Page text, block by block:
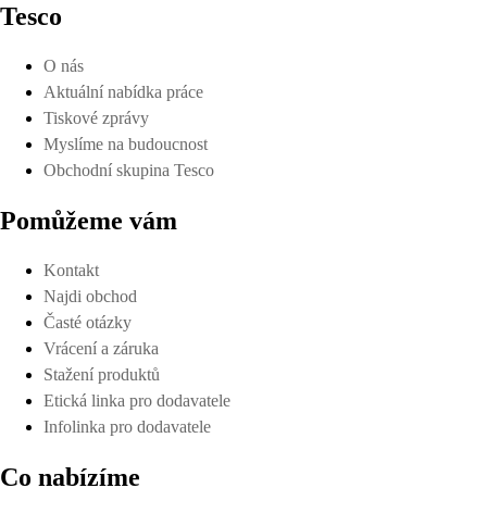
Tesco
O nás
Aktuální nabídka práce
Tiskové zprávy
Myslíme na budoucnost
Obchodní skupina Tesco
Pomůžeme vám
Kontakt
Najdi obchod
Časté otázky
Vrácení a záruka
Stažení produktů
Etická linka pro dodavatele
Infolinka pro dodavatele
Co nabízíme